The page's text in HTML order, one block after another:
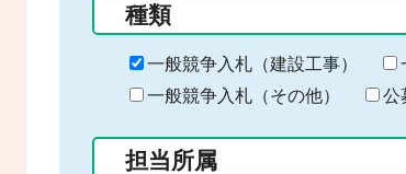
る
キ
ー
ー
種類
一般競争入札（建設工事）
一般競争入札（その他）
公
担当所属